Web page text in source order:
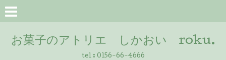
お菓子のアトリエ しかおい roku.
tel : 0156-66-4666